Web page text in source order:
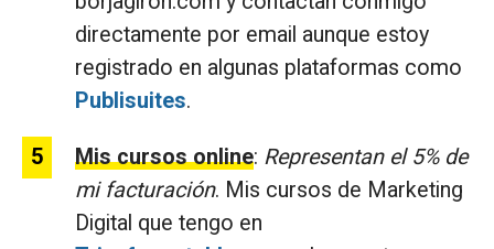
directamente por email aunque estoy
registrado en algunas plataformas como
Publisuites.
Mis cursos online: Representan el 5% de
mi facturación. Mis cursos de Marketing
Digital que tengo en